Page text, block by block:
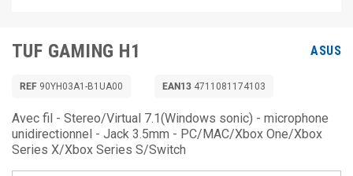
TUF GAMING H1 ASUS
REF 90YH03A1-B1UA00 EAN13 4711081174103
Avec fil - Stereo/Virtual 7.1(Windows sonic) - microphone
unidirectionnel - Jack 3.5mm - PC/MAC/Xbox One/Xbox
Series X/Xbox Series S/Switch